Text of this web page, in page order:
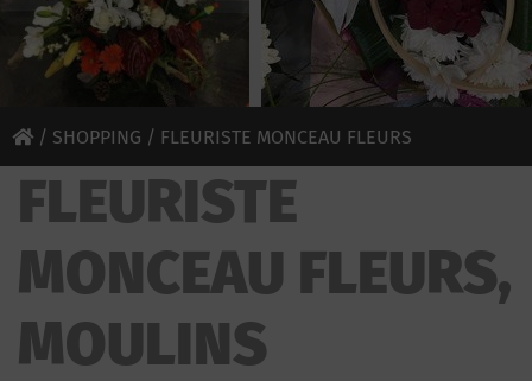
/ SHOPPING / FLEURISTE MONCEAU FLEURS
FLEURISTE
MONCEAU FLEURS,
MOULINS